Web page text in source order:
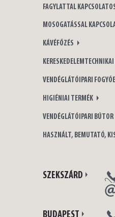
FAGYLATTAL
MOSOGATÁSSAL
KÁVÉFŐZÉS
KERESKEDELEMTECHNIKAI
VENDÉGLÁTÓIPARI
HIGIÉNIAI TERMÉK
VENDÉGLÁTÓIPARI BÚTOR
HASZNÁLT, BEMUTATÓ,
SZEKSZÁRD
BUDAPEST